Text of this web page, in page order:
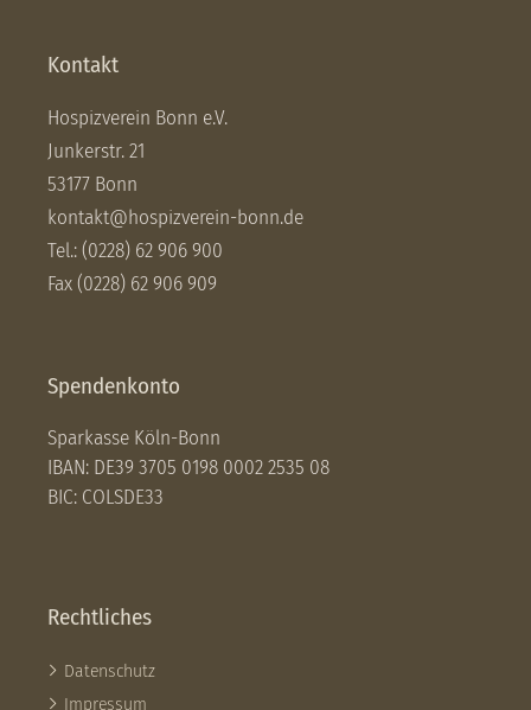
Kontakt
Hospizverein Bonn e.V.
Junkerstr. 21
53177 Bonn
kontakt@hospizverein-bonn.de
Tel.: (0228) 62 906 900
Fax (0228) 62 906 909
Spendenkonto
Sparkasse Köln-Bonn
IBAN: DE39 3705 0198 0002 2535 08
BIC: COLSDE33
Rechtliches
Datenschutz
Impressum